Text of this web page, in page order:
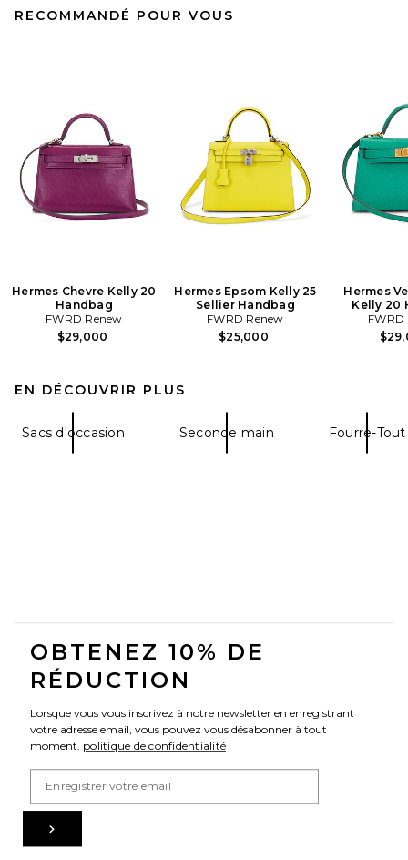
RECOMMANDÉ POUR VOUS
Hermes Chevre Kelly 20
Handbag
FWRD Renew
$29,000
Hermes Epsom Kelly 25
Sellier Handbag
FWRD Renew
$25,000
Hermes
Kelly 20
FWRD
EN DÉCOUVRIR PLUS
Sacs d'occasion Seconde main Fourre-Tout
FOOTER
OBTENEZ 10% DE
RÉDUCTION
Lorsque vous vous inscrivez à notre newsletter en enregistrant
votre adresse email, vous pouvez vous désabonner à tout
moment. politique de confidentialité